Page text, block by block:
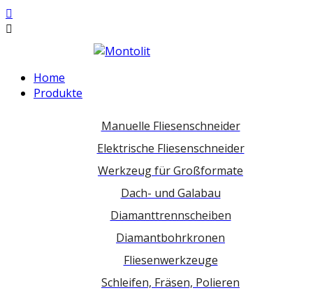
Home
Produkte
Manuelle Fliesenschneider
Elektrische Fliesenschneider
Werkzeug für Großformate
Dach- und Galabau
Diamanttrennscheiben
Diamantbohrkronen
Fliesenwerkzeuge
Schleifen, Fräsen, Polieren